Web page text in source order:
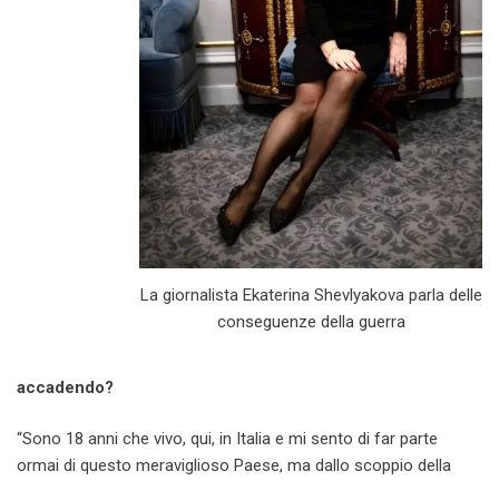
La giornalista Ekaterina Shevlyakova parla delle
conseguenze della guerra
accadendo?
“Sono 18 anni che vivo, qui, in Italia e mi sento di far parte
ormai di questo meraviglioso Paese, ma dallo scoppio della